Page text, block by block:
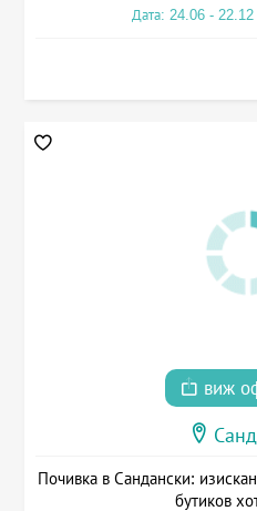
Дата: 24.06 -
виж
Почивка в Сандански:
бутиков